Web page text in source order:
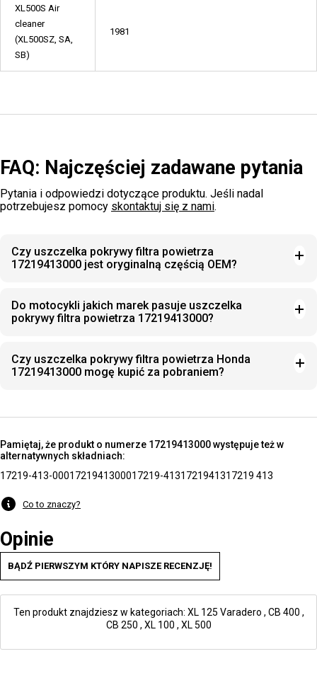
XL500S Air
cleaner
(XL500SZ, SA,
SB)
1981
FAQ: Najczęściej zadawane pytania
Pytania i odpowiedzi dotyczące produktu. Jeśli nadal
potrzebujesz pomocy skontaktuj się z nami.
Czy uszczelka pokrywy filtra powietrza
17219413000 jest oryginalną częścią OEM?
Do motocykli jakich marek pasuje uszczelka
pokrywy filtra powietrza 17219413000?
Czy uszczelka pokrywy filtra powietrza Honda
17219413000 mogę kupić za pobraniem?
Pamiętaj, że produkt o numerze 17219413000 występuje też w
alternatywnych składniach:
17219-413-0001721941300017219-4131721941317219 413
Co to znaczy?
Opinie
BĄDŹ PIERWSZYM KTÓRY NAPISZE RECENZJĘ!
Ten produkt znajdziesz w kategoriach: XL 125 Varadero , CB 400 ,
CB 250 , XL 100 , XL 500